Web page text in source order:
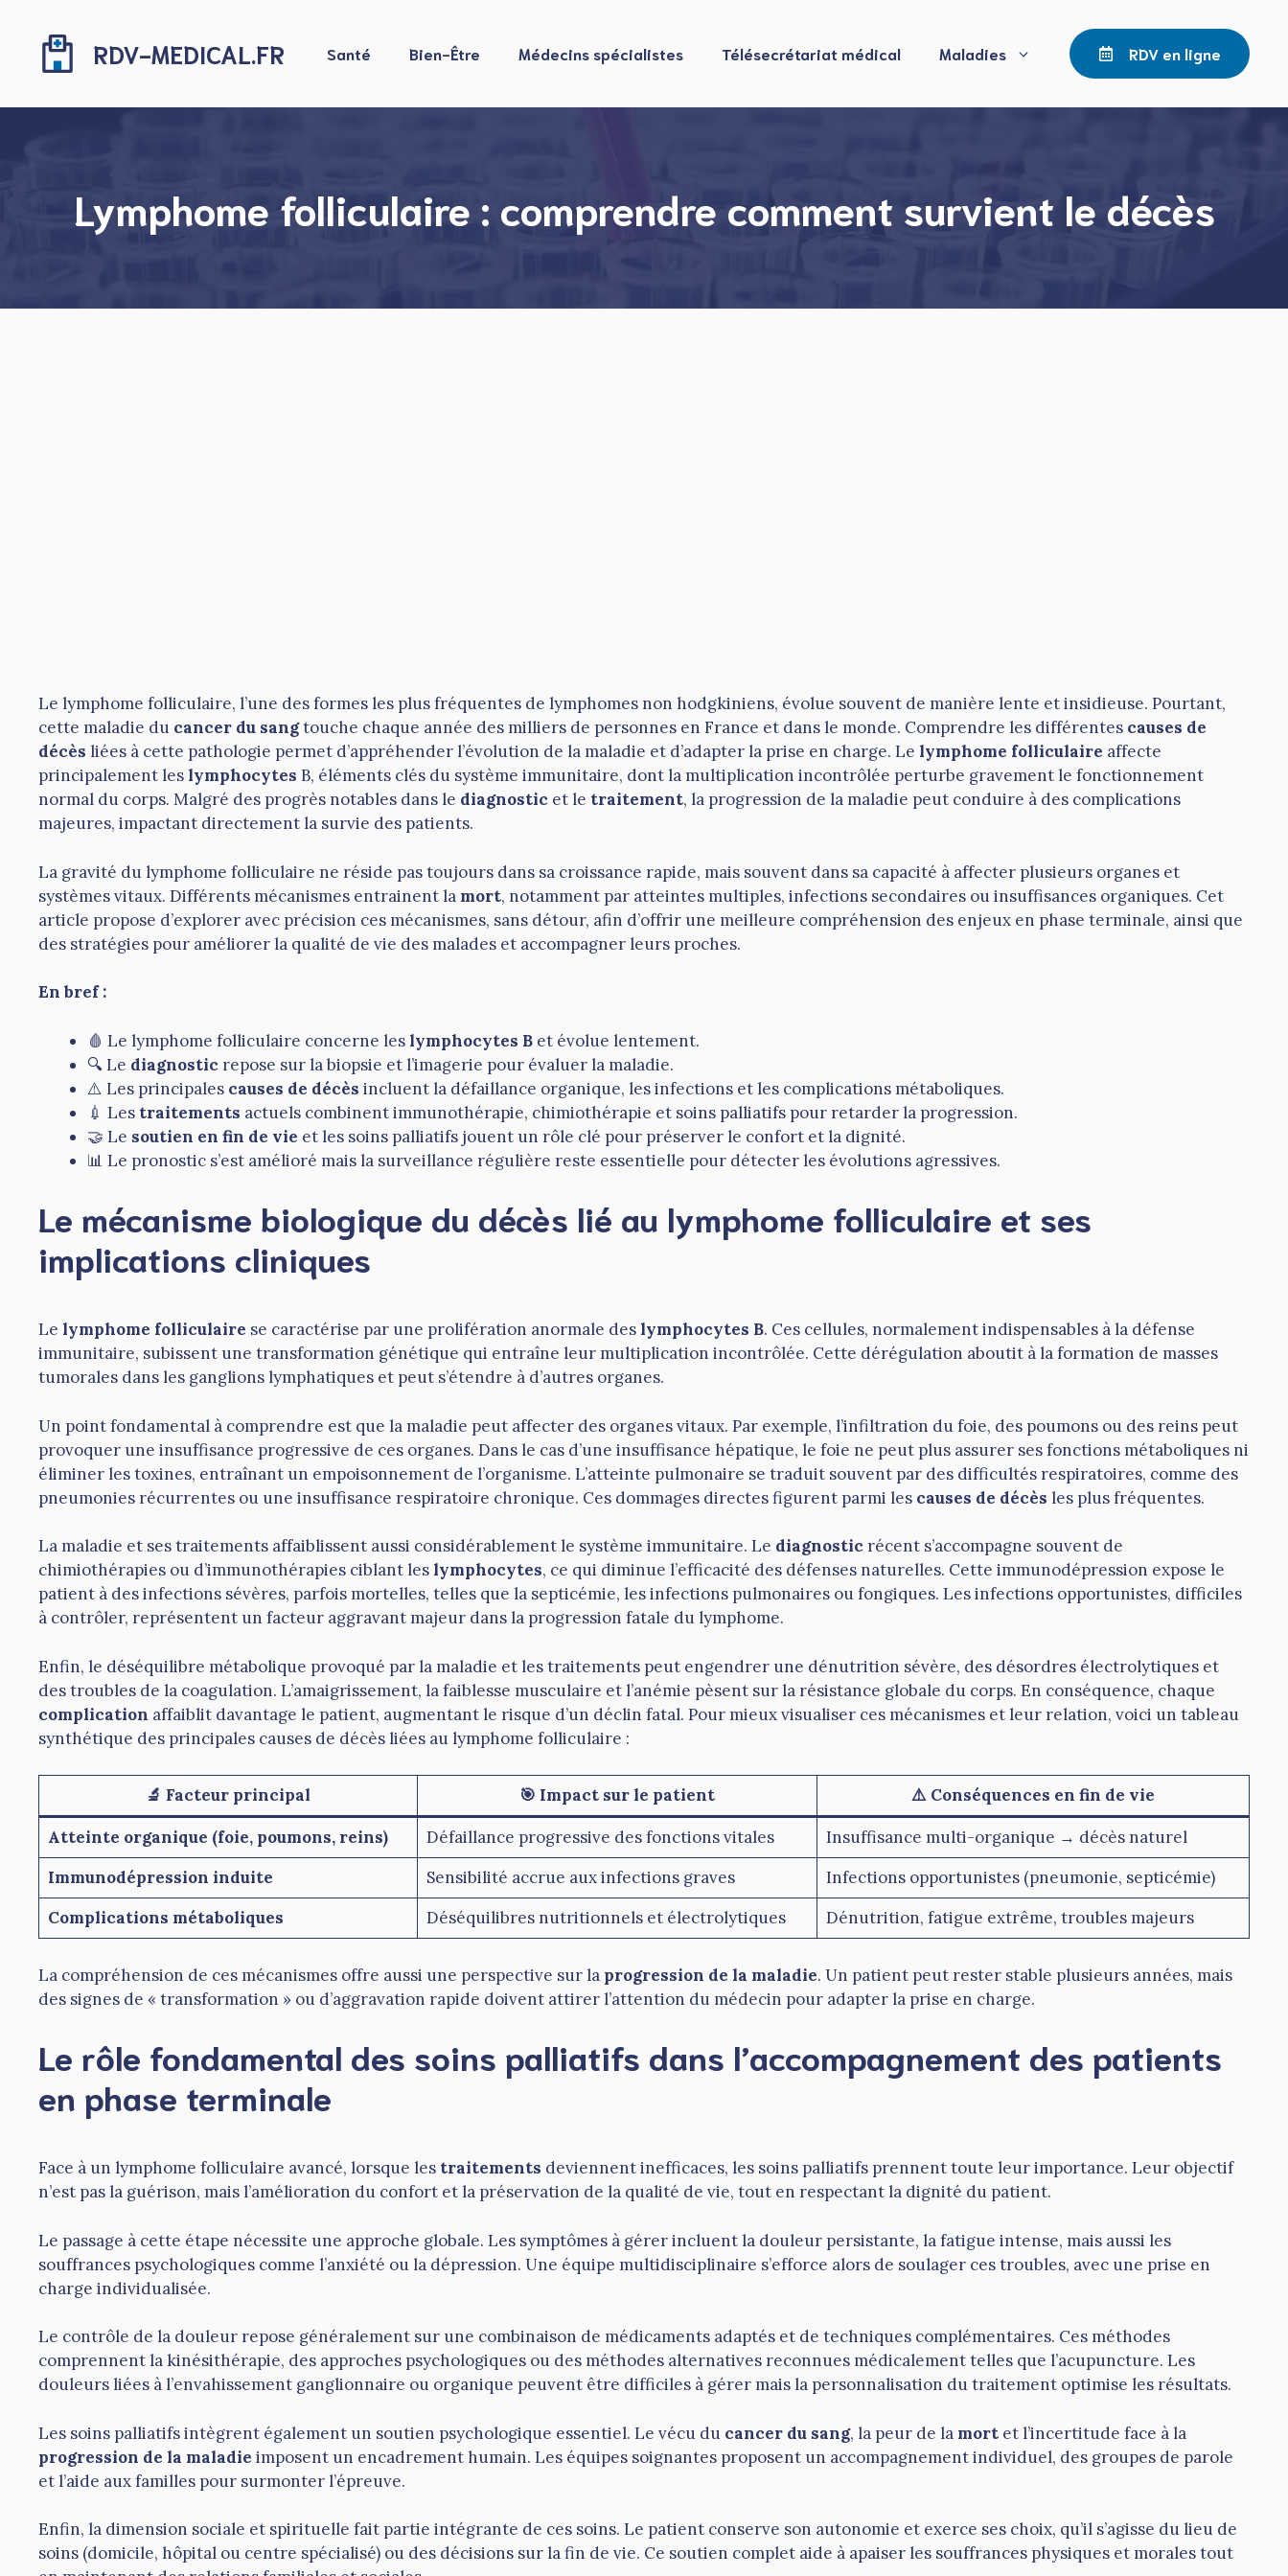
contenu
RDV-MEDICAL.FR Santé Bien-Être Médecins spécialistes Télésecrétariat médical Maladies RDV en ligne
Lymphome folliculaire : comprendre comment survient le décès
Le lymphome folliculaire, l’une des formes les plus fréquentes de lymphomes non hodgkiniens, évolue souvent de manière lente et insidieuse. Pourtant,
cette maladie du cancer du sangtouche chaque année des milliers de personnes en France et dans le monde. Comprendre les différentes causes de
décès liées à cette pathologie permet d’appréhender l’évolution de la maladie et d’adapter la prise en charge. Le lymphome folliculaire affecte
principalement les lymphocytes B, éléments clés du système immunitaire, dont la multiplication incontrôlée perturbe gravement le fonctionnement
normal du corps. Malgré des progrès notables dans le diagnostic et le traitement, la progression de la maladie peut conduire à des complications
majeures, impactant directement la survie des patients.
La gravité du lymphome folliculaire ne réside pas toujours dans sa croissance rapide, mais souvent dans sa capacité à affecter plusieurs organes et
systèmes vitaux. Différents mécanismes entrainent la mort, notamment par atteintes multiples, infections secondaires ou insuffisances organiques. Cet
article propose d’explorer avec précision ces mécanismes, sans détour, afin d’offrir une meilleure compréhension des enjeux en phase terminale, ainsi que
des stratégies pour améliorer la qualité de vie des malades et accompagner leurs proches.
En bref :
🩸 Le lymphome folliculaire concerne les lymphocytes B et évolue lentement.
🔍 Le diagnostic repose sur la biopsie et l’imagerie pour évaluer la maladie.
⚠️ Les principales causes de décès incluent la défaillance organique, les infections et les complications métaboliques.
💉 Les traitements actuels combinent immunothérapie, chimiothérapie et soins palliatifs pour retarder la progression.
🤝 Le soutien en fin de vie et les soins palliatifs jouent un rôle clé pour préserver le confort et la dignité.
📊 Le pronostic s’est amélioré mais la surveillance régulière reste essentielle pour détecter les évolutions agressives.
Le mécanisme biologique du décès lié au lymphome folliculaire et ses
implications cliniques
Le lymphome folliculaire se caractérise par une prolifération anormale des lymphocytes B. Ces cellules, normalement indispensables à la défense
immunitaire, subissent une transformation génétique qui entraîne leur multiplication incontrôlée. Cette dérégulation aboutit à la formation de masses
tumorales dans les ganglions lymphatiques et peut s’étendre à d’autres organes.
Un point fondamental à comprendre est que la maladie peut affecter des organes vitaux. Par exemple, l’infiltration du foie, des poumons ou des reins peut
provoquer une insuffisance progressive de ces organes. Dans le cas d’une insuffisance hépatique, le foie ne peut plus assurer ses fonctions métaboliques ni
éliminer les toxines, entraînant un empoisonnement de l’organisme. L’atteinte pulmonaire se traduit souvent par des difficultés respiratoires, comme des
pneumonies récurrentes ou une insuffisance respiratoire chronique. Ces dommages directes figurent parmi les causes de décès les plus fréquentes.
La maladie et ses traitements affaiblissent aussi considérablement le système immunitaire. Le diagnostic récent s’accompagne souvent de
chimiothérapies ou d’immunothérapies ciblant les lymphocytes, ce qui diminue l’efficacité des défenses naturelles. Cette immunodépression expose le
patient à des infections sévères, parfois mortelles, telles que la septicémie, les infections pulmonaires ou fongiques. Les infections opportunistes, difficiles
à contrôler, représentent un facteur aggravant majeur dans la progression fatale du lymphome.
Enfin, le déséquilibre métabolique provoqué par la maladie et les traitements peut engendrer une dénutrition sévère, des désordres électrolytiques et
des troubles de la coagulation. L’amaigrissement, la faiblesse musculaire et l’anémie pèsent sur la résistance globale du corps. En conséquence, chaque
complication affaiblit davantage le patient, augmentant le risque d’un déclin fatal. Pour mieux visualiser ces mécanismes et leur relation, voici un tableau
synthétique des principales causes de décès liées au lymphome folliculaire :
🔬 Facteur principal 🎯 Impact sur le patient
⚠️ Conséquences en fin de vie
Atteinte organique (foie, poumons, reins)
Défaillance progressive des fonctions vitales
Insuffisance multi-organique → décès naturel
Immunodépression induite
Sensibilité accrue aux infections graves
Infections opportunistes (pneumonie, septicémie)
Complications métaboliques
Déséquilibres nutritionnels et électrolytiques Dénutrition, fatigue extrême, troubles majeurs
La compréhension de ces mécanismes offre aussi une perspective sur la progression de la maladie. Un patient peut rester stable plusieurs années, mais
des signes de « transformation » ou d’aggravation rapide doivent attirer l’attention du médecin pour adapter la prise en charge.
Le rôle fondamental des soins palliatifs dans l’accompagnement des patients
en phase terminale
Face à un lymphome folliculaire avancé, lorsque les traitements deviennent inefficaces, les soins palliatifs prennent toute leur importance. Leur objectif
n’est pas la guérison, mais l’amélioration du confort et la préservation de la qualité de vie, tout en respectant la dignité du patient.
Le passage à cette étape nécessite une approche globale. Les symptômes à gérer incluent la douleur persistante, la fatigue intense, mais aussi les
souffrances psychologiques comme l’anxiété ou la dépression. Une équipe multidisciplinaire s’efforce alors de soulager ces troubles, avec une prise en
charge individualisée.
Le contrôle de la douleur repose généralement sur une combinaison de médicaments adaptés et de techniques complémentaires. Ces méthodes
comprennent la kinésithérapie, des approches psychologiques ou des méthodes alternatives reconnues médicalement telles que l’acupuncture. Les
douleurs liées à l’envahissement ganglionnaire ou organique peuvent être difficiles à gérer mais la personnalisation du traitement optimise les résultats.
Les soins palliatifs intègrent également un soutien psychologique essentiel. Le vécu du cancer du sang, la peur de la mort et l’incertitude face à la
progression de la maladie imposent un encadrement humain. Les équipes soignantes proposent un accompagnement individuel, des groupes de parole
et l’aide aux familles pour surmonter l’épreuve.
Enfin, la dimension sociale et spirituelle fait partie intégrante de ces soins. Le patient conserve son autonomie et exerce ses choix, qu’il s’agisse du lieu de
soins (domicile, hôpital ou centre spécialisé) ou des décisions sur la fin de vie. Ce soutien complet aide à apaiser les souffrances physiques et morales tout